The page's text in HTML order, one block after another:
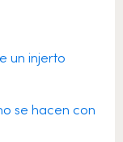
un injerto
se hacen con